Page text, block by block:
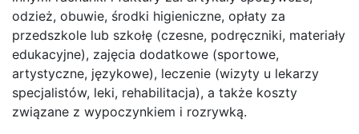
odzież, obuwie, środki higieniczne, opłaty za
przedszkole lub szkołę (czesne, podręczniki, materiały
edukacyjne), zajęcia dodatkowe (sportowe,
artystyczne, językowe), leczenie (wizyty u lekarzy
specjalistów, leki, rehabilitacja), a także koszty
związane z wypoczynkiem i rozrywką.